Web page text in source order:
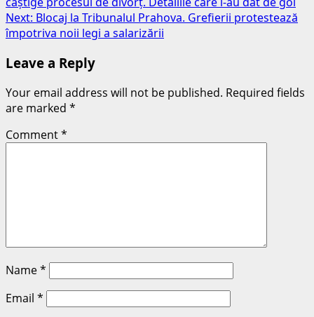
navigation
Next: Blocaj la Tribunalul Prahova. Grefierii protestează
împotriva noii legi a salarizării
Leave a Reply
Your email address will not be published. Required fields
are marked *
Comment*
Name*
Email *